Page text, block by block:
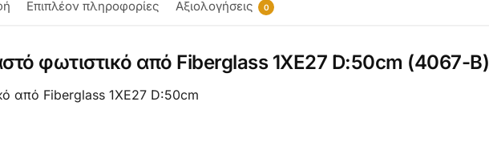
Επιπλέον πληροφορίες Αξιολογήσεις 0
φωτιστικό από Fiberglass 1XE27 D:50cm (4067-Β)
από Fiberglass 1XE27 D:50cm